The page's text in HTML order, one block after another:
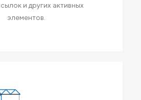
и других активных
элементов.